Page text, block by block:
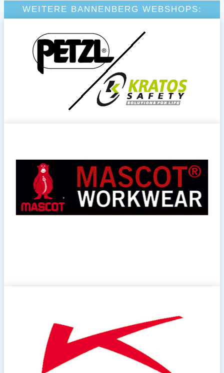
WEITERE BANNENBERG WEBSHOPS: